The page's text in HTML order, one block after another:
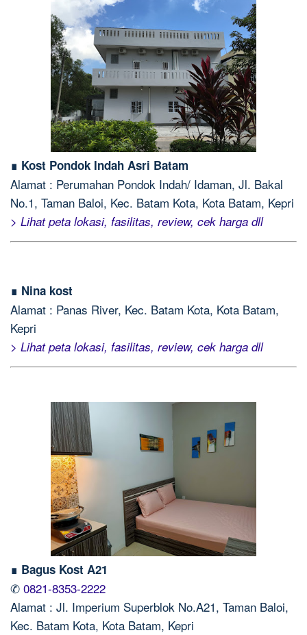
∎ Kost Pondok Indah Asri Batam
Alamat : Perumahan Pondok Indah/ Idaman, Jl. Bakal
No.1, Taman Baloi, Kec. Batam Kota, Kota Batam, Kepri
> Lihat peta lokasi, fasilitas, review, cek harga dll
∎ Nina kost
Alamat : Panas River, Kec. Batam Kota, Kota Batam,
Kepri
> Lihat peta lokasi, fasilitas, review, cek harga dll
∎ Bagus Kost A21
✆ 0821-8353-2222
Alamat : Jl. Imperium Superblok No.A21, Taman Baloi,
Kec. Batam Kota, Kota Batam, Kepri